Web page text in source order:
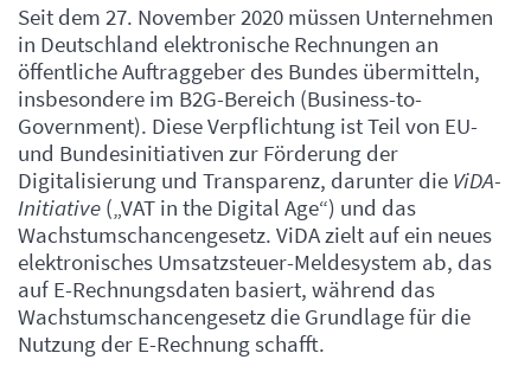
Seit dem 27. November 2020 müssen Unternehmen
in Deutschland elektronische Rechnungen an
öffentliche Auftraggeber des Bundes übermitteln,
insbesondere im B2G-Bereich (Business-to-
Government). Diese Verpflichtung ist Teil von EU-
und Bundesinitiativen zur Förderung der
Digitalisierung und Transparenz, darunter die ViDA-
Initiative („VAT in the Digital Age“) und das
Wachstumschancengesetz. ViDA zielt auf ein neues
elektronisches Umsatzsteuer-Meldesystem ab, das
auf E-Rechnungsdaten basiert, während das
Wachstumschancengesetz die Grundlage für die
Nutzung der E-Rechnung schafft.